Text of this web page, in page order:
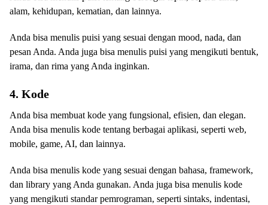
alam, kehidupan, kematian, dan lainnya.
Anda bisa menulis puisi yang sesuai dengan mood, nada, dan
pesan Anda. Anda juga bisa menulis puisi yang mengikuti bentuk,
irama, dan rima yang Anda inginkan.
4. Kode
Anda bisa membuat kode yang fungsional, efisien, dan elegan.
Anda bisa menulis kode tentang berbagai aplikasi, seperti web,
mobile, game, AI, dan lainnya.
Anda bisa menulis kode yang sesuai dengan bahasa, framework,
dan library yang Anda gunakan. Anda juga bisa menulis kode
yang mengikuti standar pemrograman, seperti sintaks, indentasi,